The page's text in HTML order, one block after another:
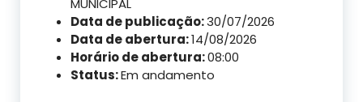
MUNICIPAL
Data de publicação:30/07/2026
Data de abertura:14/08/2026
Horário de abertura:08:00
Status:Em andamento